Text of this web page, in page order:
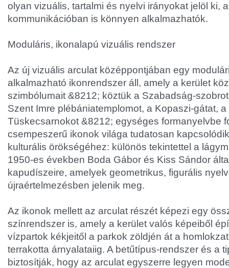
olyan vizuális, tartalmi és nyelvi irányokat jelöl ki,
kommunikációban is könnyen alkalmazhatók.
Moduláris, ikonalapú vizuális rendszer
Az új vizuális arculat középpontjában egy
alkalmazható ikonrendszer áll, amely a kerület
szimbólumait &8212; köztük a Szabadság-
Szent Imre plébániatemplomot, a Kopaszi-gátat,
Tüskecsarnokot &8212; egységes formanyelvbe
csempeszerű ikonok világa tudatosan
kulturális örökségéhez: különös tekintettel a
1950-es években Boda Gábor és Kiss Sándor
kapudíszeire, amelyek geometrikus, figurális
újraértelmezésben jelenik meg.
Az ikonok mellett az arculat részét képezi egy
színrendszer is, amely a kerület valós képeiből
vízpartok kékjeitől a parkok zöldjén át a
terrakotta árnyalataiig. A betűtípus-rendszer és a
biztosítják, hogy az arculat egyszerre legyen